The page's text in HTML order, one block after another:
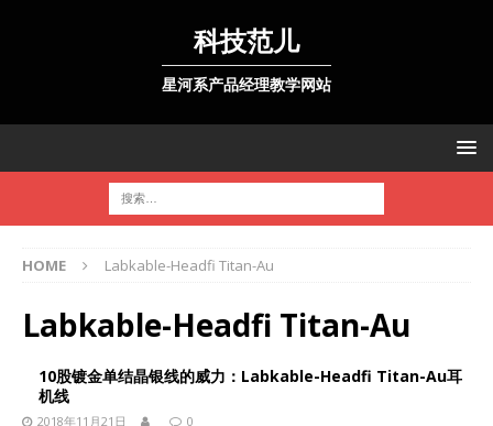
科技范儿
星河系产品经理教学网站
HOME Labkable-Headfi Titan-Au
Labkable-Headfi Titan-Au
10股镀金单结晶银线的威力：Labkable-Headfi Titan-Au耳
机线
2018年11月21日 0